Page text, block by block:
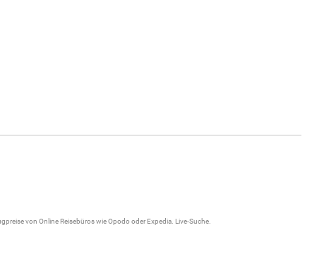
von Online Reisebüros wie Opodo oder Expedia. Live-Suche